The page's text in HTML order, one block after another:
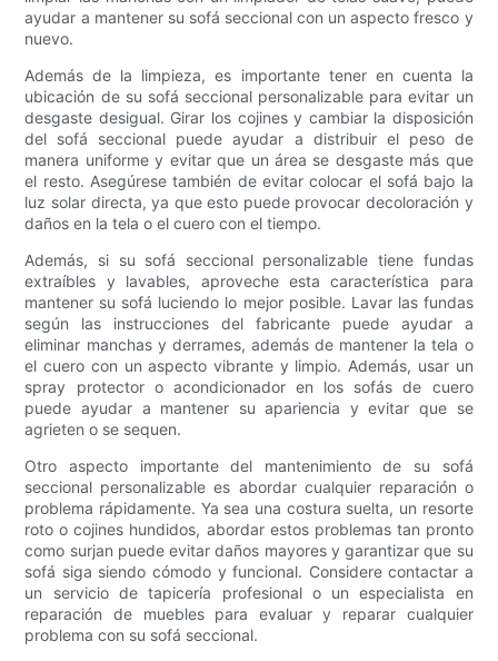
ayudar a mantener su sofá seccional con un aspecto fresco y
nuevo.
Además de la limpieza, es importante tener en cuenta la
ubicación de su sofá seccional personalizable para evitar un
desgaste desigual. Girar los cojines y cambiar la disposición
del sofá seccional puede ayudar a distribuir el peso de
manera uniforme y evitar que un área se desgaste más que
el resto. Asegúrese también de evitar colocar el sofá bajo la
luz solar directa, ya que esto puede provocar decoloración y
daños en la tela o el cuero con el tiempo.
Además, si su sofá seccional personalizable tiene fundas
extraíbles y lavables, aproveche esta característica para
mantener su sofá luciendo lo mejor posible. Lavar las fundas
según las instrucciones del fabricante puede ayudar a
eliminar manchas y derrames, además de mantener la tela o
el cuero con un aspecto vibrante y limpio. Además, usar un
spray protector o acondicionador en los sofás de cuero
puede ayudar a mantener su apariencia y evitar que se
agrieten o se sequen.
Otro aspecto importante del mantenimiento de su sofá
seccional personalizable es abordar cualquier reparación o
problema rápidamente. Ya sea una costura suelta, un resorte
roto o cojines hundidos, abordar estos problemas tan pronto
como surjan puede evitar daños mayores y garantizar que su
sofá siga siendo cómodo y funcional. Considere contactar a
un servicio de tapicería profesional o un especialista en
reparación de muebles para evaluar y reparar cualquier
problema con su sofá seccional.